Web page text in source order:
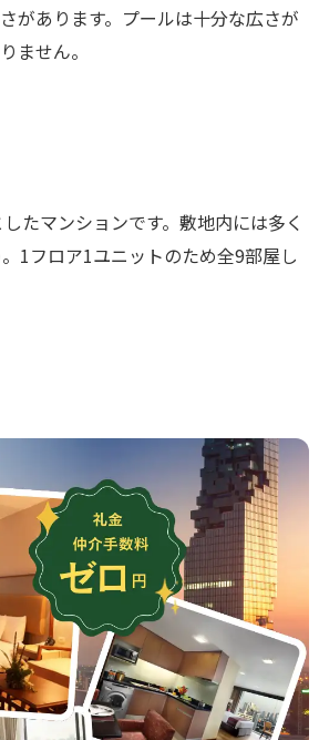
があります。プールは十分な広さが
ません。
たマンションです。敷地内には多く
1フロア1ユニットのため全9部屋し